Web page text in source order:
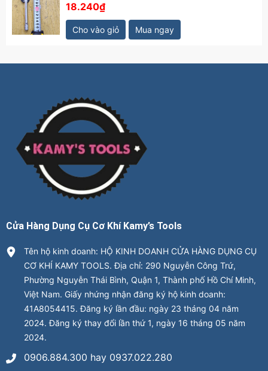
18.240₫
Cho vào giỏ Mua ngay
Cửa Hàng Dụng Cụ Cơ Khí Kamy’s Tools
Tên hộ kinh doanh: HỘ KINH DOANH CỬA HÀNG DỤNG CỤ
CƠ KHÍ KAMY TOOLS. Địa chỉ: 290 Nguyễn Công Trứ,
Phường Nguyễn Thái Bình, Quận 1, Thành phố Hồ Chí Minh,
Việt Nam. Giấy nhứng nhận đăng ký hộ kinh doanh:
41A8054415. Đăng ký lần đầu: ngày 23 tháng 04 năm
2024. Đăng ký thay đổi lần thứ 1, ngày 16 tháng 05 năm
2024.
0906.884.300 hay 0937.022.280